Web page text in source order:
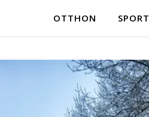
OTTHON SPORT